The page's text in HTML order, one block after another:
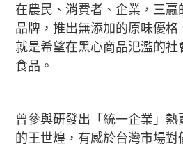
在農民、消費者、企業，三贏
品牌，推出無添加的原味優格
就是希望在黑心商品氾濫的
食品。
曾參與研發出「統一企業」
的王世煌，有感於台灣市場